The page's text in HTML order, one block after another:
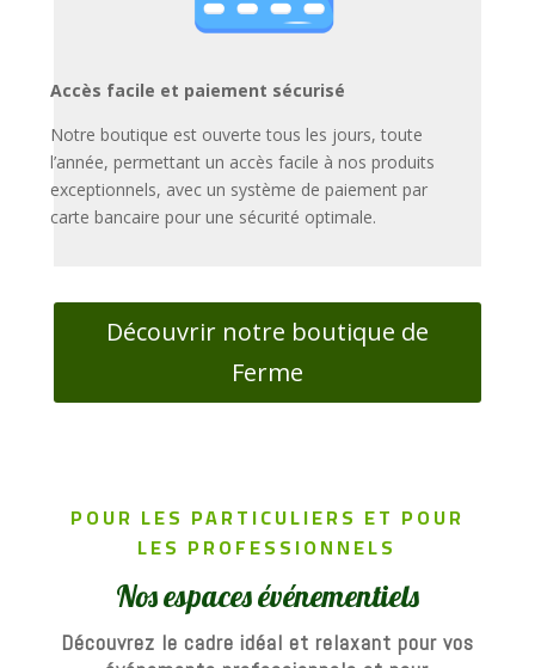
Accès facile et paiement sécurisé
Notre boutique est ouverte tous les jours, toute
l’année, permettant un accès facile à nos produits
exceptionnels, avec un système de paiement par
carte bancaire pour une sécurité optimale.
Découvrir notre boutique de
Ferme
POUR LES PARTICULIERS ET POUR
LES PROFESSIONNELS
Nos espaces événementiels
Découvrez le cadre idéal et relaxant pour vos